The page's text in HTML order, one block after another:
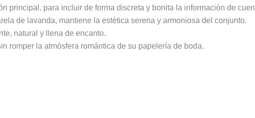
principal, para incluir de forma discreta y bonita la información de
de lavanda, mantiene la estética serena y armoniosa del conjunto.
natural y llena de encanto.
romper la atmósfera romántica de su papelería de boda.